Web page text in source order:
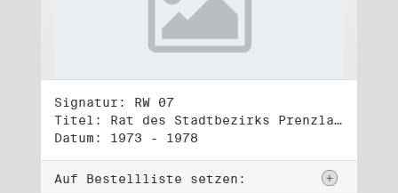
Signatur: RW 07
Titel: Rat des Stadtbezirks Prenzlauer Berg in Berlin
Datum: 1973 - 1978
Auf Bestellliste setzen: